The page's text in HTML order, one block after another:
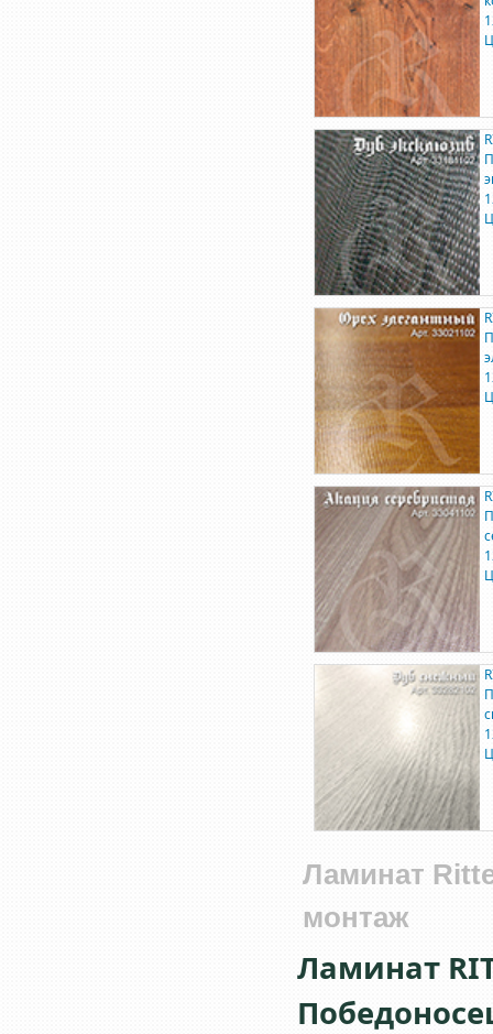
Ламинат
монтаж
Ламинат